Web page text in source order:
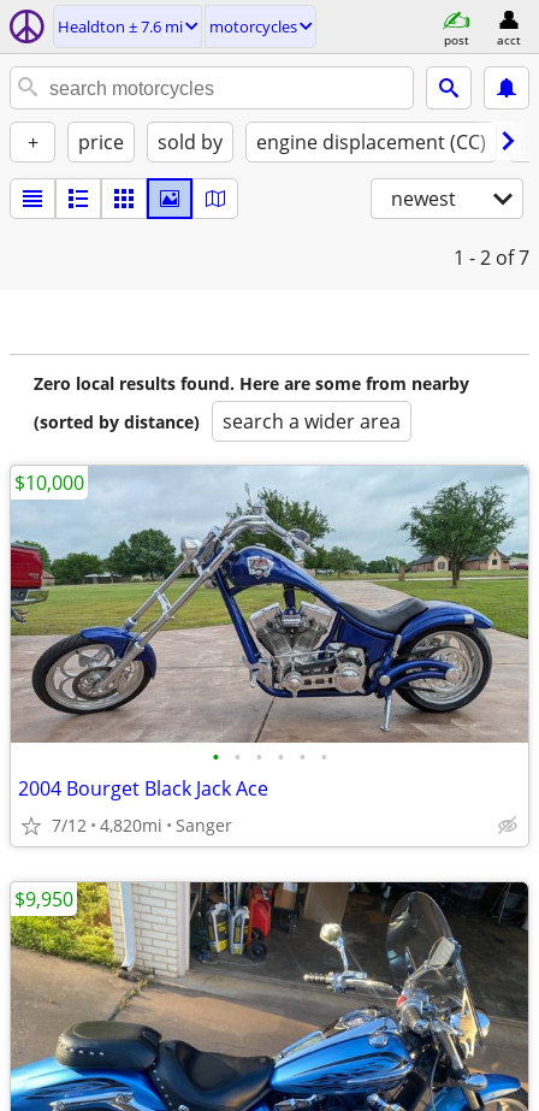
Healdton ± 7.6 mi motorcycles
post acct
+ price sold by engine displacement (CC)
newest
1 - 2 of 7
Zero local results found. Here are some from nearby
(sorted by distance)
search a wider area
• • • • • •
2004 Bourget Black Jack Ace
7/12 4,820mi Sanger
$10,000
$9,950